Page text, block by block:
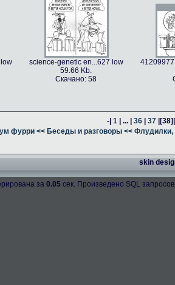
science-genetic en...627 low
59.66 Kb.
Скачано: 58
-| 1 | ... | 36 | 37 |[38]
фурри << Беседы и разговоры << Флудилки,
skin
за 0.05 сек. Произведено SQL